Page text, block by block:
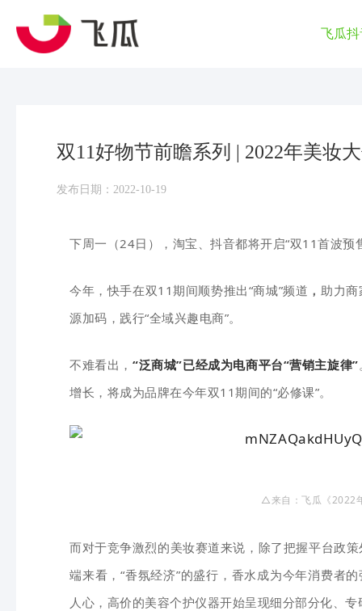
飞瓜抖
双11好物节前瞻系列 | 2022年美妆
发布日期：2022-10-19
下周一（24日），淘宝、抖音都将开启“双11首波预
今年，快手在双11期间顺势推出“商城”频道 ，助力商
源加码， 践行“全域兴趣电商”。
不难看出 ， “泛商城”已经成为电商平台“营销主旋律”
增长，将成为品牌在今年双11期间的“必修课”。
△来自：飞瓜 《2022
而对于竞争激烈的美妆赛道来说，除了把握平台政
端来看，“香氛经济”的盛行，香水成为今年消费者
人心，高价的美容个护仪器开始呈现细分部分化、